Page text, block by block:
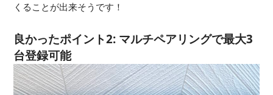
くることが出来そうです！
良かったポイント2: マルチペアリングで最大3
台登録可能